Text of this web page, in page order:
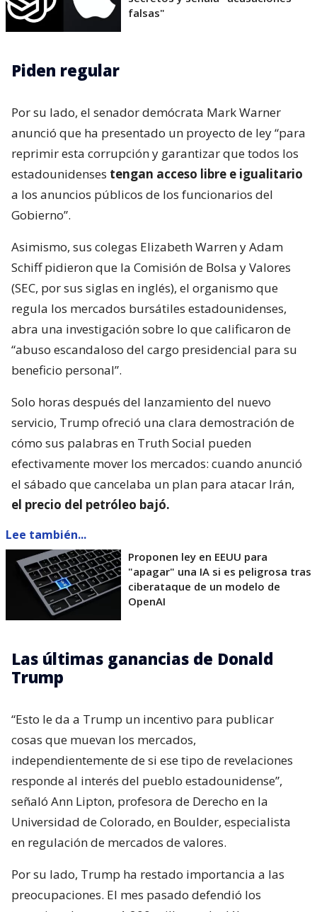
falsas"
Piden regular
Por su lado, el senador demócrata Mark Warner
anunció que ha presentado un proyecto de ley “para
reprimir esta corrupción y garantizar que todos los
estadounidenses tengan acceso libre e igualitario
a los anuncios públicos de los funcionarios del
Gobierno”.
Asimismo, sus colegas Elizabeth Warren y Adam
Schiff pidieron que la Comisión de Bolsa y Valores
(SEC, por sus siglas en inglés), el organismo que
regula los mercados bursátiles estadounidenses,
abra una investigación sobre lo que calificaron de
“abuso escandaloso del cargo presidencial para su
beneficio personal”.
Solo horas después del lanzamiento del nuevo
servicio, Trump ofreció una clara demostración de
cómo sus palabras en Truth Social pueden
efectivamente mover los mercados: cuando anunció
el sábado que cancelaba un plan para atacar Irán,
el precio del petróleo bajó.
Lee también...
Proponen ley en EEUU para
"apagar" una IA si es peligrosa tras
ciberataque de un modelo de
OpenAI
Las últimas ganancias de Donald
Trump
“Esto le da a Trump un incentivo para publicar
cosas que muevan los mercados,
independientemente de si ese tipo de revelaciones
responde al interés del pueblo estadounidense”,
señaló Ann Lipton, profesora de Derecho en la
Universidad de Colorado, en Boulder, especialista
en regulación de mercados de valores.
Por su lado, Trump ha restado importancia a las
preocupaciones. El mes pasado defendió los